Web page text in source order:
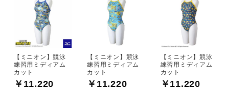
日本製
発売シーズン
2025年春夏
【ミニオン】競泳
練習用ミディアム
カット
￥11,220
【ミニオン】競泳
練習用ミディアム
カット
￥11,220
【ミニオン】競泳
練習用ミディアム
カット
￥11,220